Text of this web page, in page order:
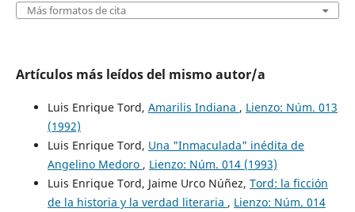
Más formatos de cita
Artículos más leídos del mismo autor/a
Luis Enrique Tord, Amarilis Indiana , Lienzo: Núm. 013
(1992)
Luis Enrique Tord, Una "Inmaculada" inédita de
Angelino Medoro , Lienzo: Núm. 014 (1993)
Luis Enrique Tord, Jaime Urco Núñez, Tord: la ficción
de la historia y la verdad literaria , Lienzo: Núm. 014